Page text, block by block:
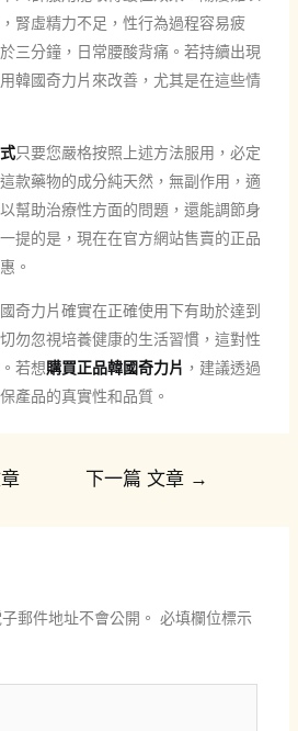
腎虛精力不足，性行為過程容易疲
三分鐘，日常腰酸背痛。若持續出現
韓國奇力片來改善，尤其是在這些情
只要您嚴格按照上述方法服用，必定
款藥物的成分純天然，無副作用，適
幫助治療性方面的問題，還能調節身
提的是，現在在官方網站售賣的正品
。
奇力片確實在正確使用下有助於達到
勿忽視培養健康的生活習慣，這對性
若想購買正品韓國奇力片 ，建議透過
產品的真實性和品質。
下一篇 文章 →
郵件地址不會公開。 必填欄位標示